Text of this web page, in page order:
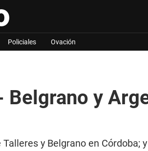
Policiales Ovación
Belgrano y
y Belgrano en Córdoba;